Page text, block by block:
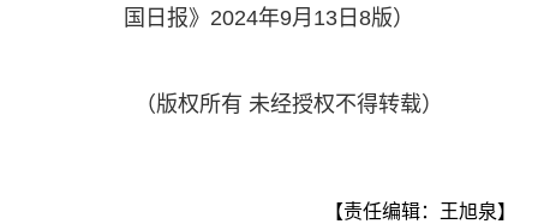
国日报》2024年9月13日8版）
（版权所有 未经授权不得转载）
【责任编辑：王旭泉】